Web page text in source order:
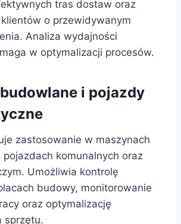
tras dostaw oraz
o przewidywanym
Analiza wydajności
w optymalizacji procesów.
i pojazdy
zastosowanie w maszynach
komunalnych oraz
Umożliwia kontrolę
budowy, monitorowanie
oraz optymalizację
sprzętu.